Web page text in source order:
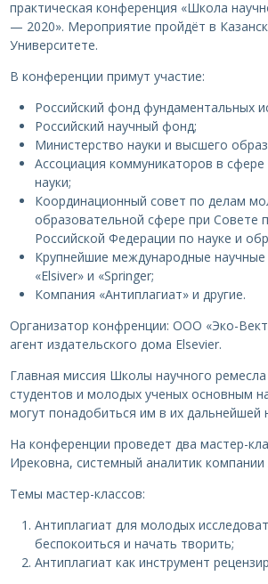
практическая конференция «Школа
— 2020». Мероприятие пройдёт в
Университете.
В конференции примут участие:
Российский фонд фундаментальных
Российский научный фонд;
Министерство науки и высшего
Ассоциация коммуникаторов в
науки;
Координационный совет по делам
образовательной сфере при Совете
Российской Федерации по науке и
Крупнейшие международные научные
«Elsiver» и «Springer;
Компания «Антиплагиат» и другие.
Организатор конфренции: ООО «Эко-
агент издательского дома Elsevier.
Главная миссия Школы научного ремесла
студентов и молодых ученых основным
могут понадобиться им в их дальнейшей
На конференции проведет два мастер-
Ирековна, системный аналитик компании
Темы мастер-классов:
Антиплагиат для молодых
беспокоиться и начать творить;
Антиплагиат как инструмент